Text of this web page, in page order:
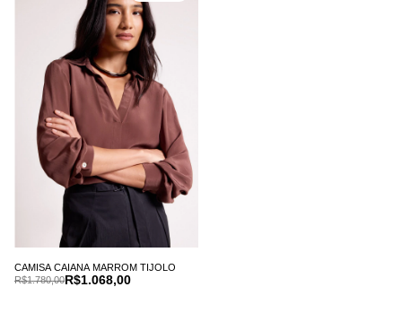
CAMISA CAIANA MARROM TIJOLO
R$1.068,00
R$1.780,00